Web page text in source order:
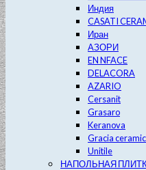
Индия
CASATI
Иран
АЗОРИ
EN NFACE
DELACORA
AZARIO
Cersanit
Grasaro
Keranova
Gracia
Unitile
НАПОЛЬНАЯ